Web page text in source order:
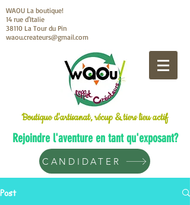
WAOU La boutique!
14 rue d'Italie
38110 La Tour du Pin
waou.createurs@gmail.com
Boutique d'artisanat, récup & tiers lieu actif
Rejoindre l'aventure en tant qu'exposant?
CANDIDATER
Post